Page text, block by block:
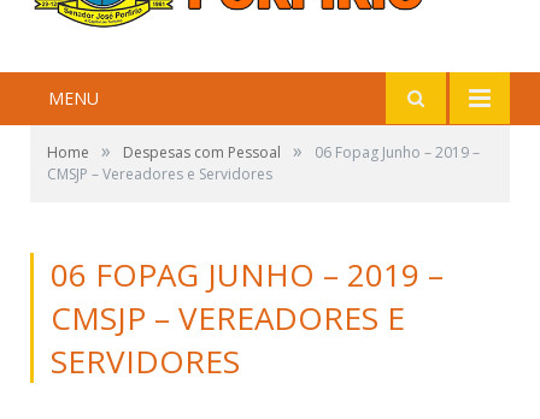
MENU
Home » Despesas com Pessoal »
06 Fopag Junho – 2019 –
CMSJP – Vereadores e Servidores
06 FOPAG JUNHO – 2019 –
CMSJP – VEREADORES E
SERVIDORES